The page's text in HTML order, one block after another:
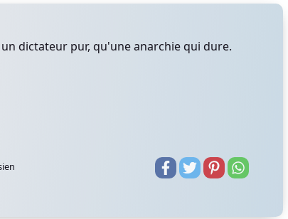
dictateur pur, qu'une anarchie qui dure.